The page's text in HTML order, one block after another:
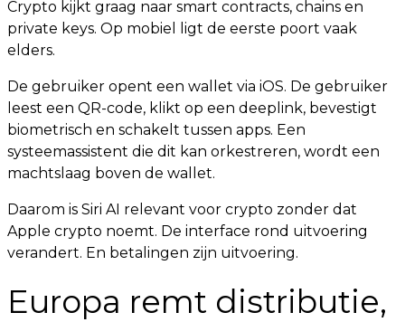
Crypto kijkt graag naar smart contracts, chains en
private keys. Op mobiel ligt de eerste poort vaak
elders.
De gebruiker opent een wallet via iOS. De gebruiker
leest een QR-code, klikt op een deeplink, bevestigt
biometrisch en schakelt tussen apps. Een
systeemassistent die dit kan orkestreren, wordt een
machtslaag boven de wallet.
Daarom is Siri AI relevant voor crypto zonder dat
Apple crypto noemt. De interface rond uitvoering
verandert. En betalingen zijn uitvoering.
Europa remt distributie,